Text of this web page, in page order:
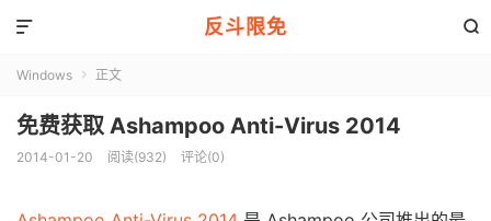
反斗限免 

Windows  正文
免费获取 Ashampoo Anti-Virus 2014
2014-01-20 阅读(932) 评论(0)